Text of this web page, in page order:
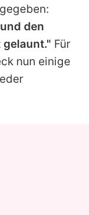
den
Für
nun einige